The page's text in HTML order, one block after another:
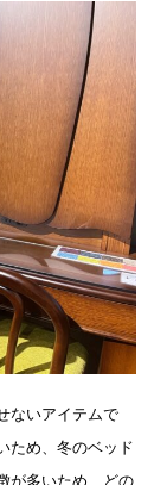
ないアイテムで
ため、冬のベッド
が多いため、どの